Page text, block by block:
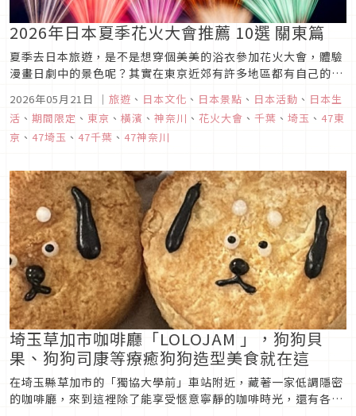
2026年日本夏季花火大會推薦 10選 關東篇
夏季去日本旅遊，是不是想穿個美美的浴衣參加花火大會，體驗
漫畫日劇中的景色呢？其實在東京近郊有許多地區都有自己的花
火大會，如果在夏天去東京旅行時，不妨參考這篇2025日本關
東推薦花火大會10選看看有沒有可以排入行程的吧！不論是跟家
人朋友情侶旅遊都超推薦喔！
2026年05月21日 ｜ 旅遊 、 日本文化 、 日本景點 、 日本活動 、 日本生
活 、 期間限定 、 東京 、 橫濱 、 神奈川 、 花火大會 、 千葉 、 埼玉 、 47東
京 、 47埼玉 、 47千葉 、 47神奈川
埼玉草加市咖啡廳「LOLOJAM 」，狗狗貝
果、狗狗司康等療癒狗狗造型美食就在這
在埼玉縣草加市的「獨協大學前」車站附近，藏著一家低調隱密
的咖啡廳，來到這裡除了能享受愜意寧靜的咖啡時光，還有各種